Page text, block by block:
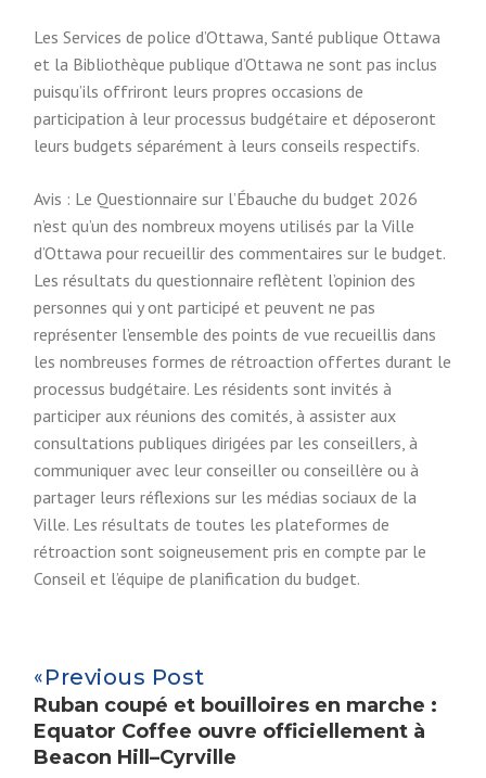
Les Services de police d’Ottawa, Santé publique Ottawa
et la Bibliothèque publique d’Ottawa ne sont pas inclus
puisqu’ils offriront leurs propres occasions de
participation à leur processus budgétaire et déposeront
leurs budgets séparément à leurs conseils respectifs.
Avis : Le Questionnaire sur l’Ébauche du budget 2026
n’est qu’un des nombreux moyens utilisés par la Ville
d’Ottawa pour recueillir des commentaires sur le budget.
Les résultats du questionnaire reflètent l’opinion des
personnes qui y ont participé et peuvent ne pas
représenter l’ensemble des points de vue recueillis dans
les nombreuses formes de rétroaction offertes durant le
processus budgétaire. Les résidents sont invités à
participer aux réunions des comités, à assister aux
consultations publiques dirigées par les conseillers, à
communiquer avec leur conseiller ou conseillère ou à
partager leurs réflexions sur les médias sociaux de la
Ville. Les résultats de toutes les plateformes de
rétroaction sont soigneusement pris en compte par le
Conseil et l’équipe de planification du budget.
Previous Post
Ruban coupé et bouilloires en marche :
Equator Coffee ouvre officiellement à
Beacon Hill–Cyrville